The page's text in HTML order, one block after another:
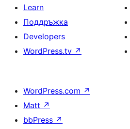
Learn
Поддръжка
Developers
WordPress.tv ↗
WordPress.com ↗
Matt ↗
bbPress ↗